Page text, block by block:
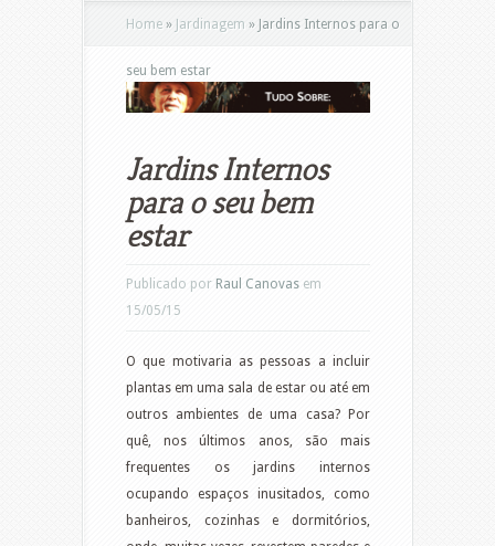
Home » Jardinagem » Jardins Internos para o
seu bem estar
Jardins Internos
para o seu bem
estar
Publicado por Raul Canovas em
15/05/15
O que motivaria as pessoas a incluir
plantas em uma sala de estar ou até em
outros ambientes de uma casa? Por
quê, nos últimos anos, são mais
frequentes os jardins internos
ocupando espaços inusitados, como
banheiros, cozinhas e dormitórios,